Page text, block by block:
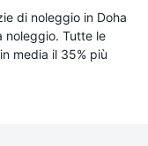
di noleggio in Doha
noleggio. Tutte le
media il 35% più